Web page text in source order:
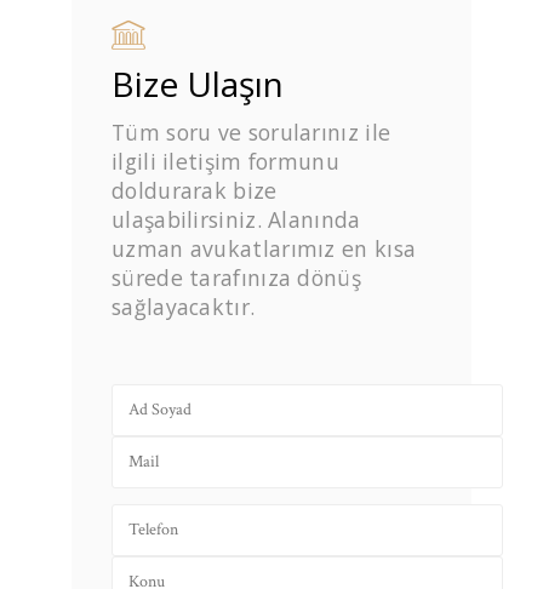
Bize Ulaşın
Tüm soru ve sorularınız ile
ilgili iletişim formunu
doldurarak bize
ulaşabilirsiniz. Alanında
uzman avukatlarımız en kısa
sürede tarafınıza dönüş
sağlayacaktır.